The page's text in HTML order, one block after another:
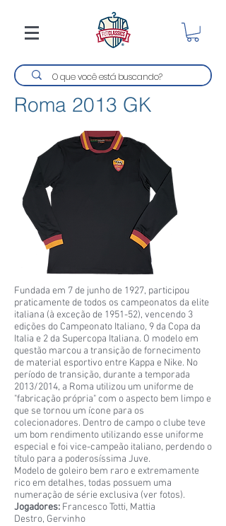
Roma 2013 GK
Fundada em 7 de junho de 1927, participou
praticamente de todos os campeonatos da elite
italiana (à exceção de 1951-52), vencendo 3
edições do Campeonato Italiano, 9 da Copa da
Italia e 2 da Supercopa Italiana. O modelo em
questão marcou a transição de fornecimento
de material esportivo entre Kappa e Nike. No
período de transição, durante a temporada
2013/2014, a Roma utilizou um uniforme de
"fabricação própria" com o aspecto bem limpo e
que se tornou um ícone para os
colecionadores. Dentro de campo o clube teve
um bom rendimento utilizando esse uniforme
especial e foi vice-campeão italiano, perdendo o
título para a poderosíssima Juve.
Modelo de goleiro bem raro e extremamente
rico em detalhes, todas possuem uma
numeração de série exclusiva (ver fotos).
Jogadores: Francesco Totti, Mattia
Destro, Gervinho